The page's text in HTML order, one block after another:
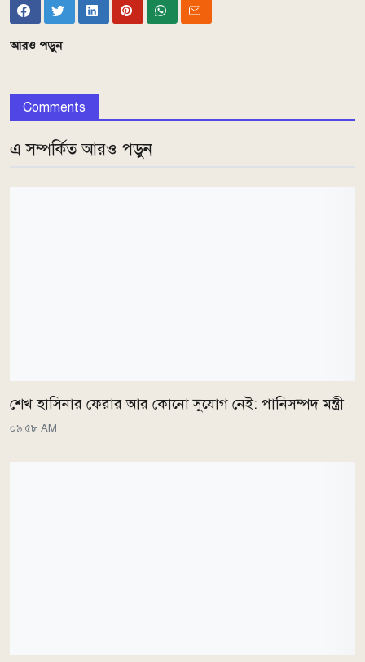
আরও পড়ুন
Comments
এ সম্পর্কিত আরও পড়ুন
শেখ হাসিনার ফেরার আর কোনো সুযোগ নেই: পানিসম্পদ মন্ত্রী
০৯:৫৮ AM